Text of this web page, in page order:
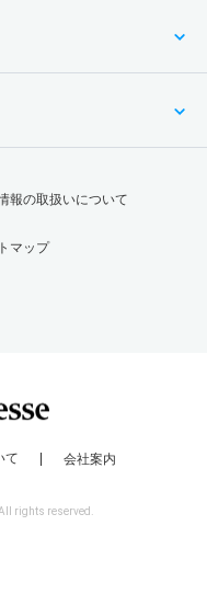
報の取扱いについて
マップ
て 会社案内
rights reserved.